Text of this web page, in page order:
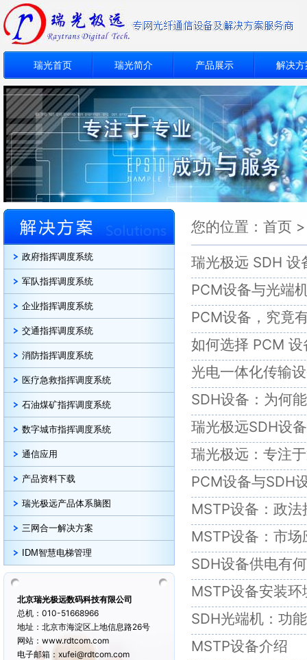
瑞光首页 瑞光简介 产品展示 解决方
政府指挥调度系统
军队指挥调度系统
企业指挥调度系统
交通指挥调度系统
消防指挥调度系统
医疗急救指挥调度系统
石油煤矿指挥调度系统
数字城市指挥调度系统
通信应用
产品资料下载
瑞光极远产品体系脑图
三网合一解决方案
IDM智慧电梯管理
北京瑞光极远数码科技有限公司
总机：010-51668966
地址：北京市海淀区上地信息路26号
网站：www.rdtcom.com
电子邮箱：xufei@rdtcom.com
您的位置： 首页
瑞光极远 SDH 设
PCM设备与光端
PCM设备，究竟
如何选择 PCM
光电一体化传输
SDH设备：为何
瑞光极远SDH设
瑞光极远：专注
PCM设备与SDH
MSTP设备：政法
MSTP设备：市
SDH设备供电有
MSTP设备安装
SDH光端机：功
MSTP设备介绍